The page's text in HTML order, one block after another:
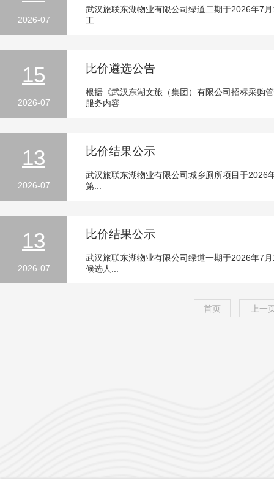
2026-07
武汉旅联东湖物业有限公司绿道二期于2026年7
工...
15
2026-07
比价遴选公告
根据《武汉东湖文旅（集团）有限公司招标采购
服务内容...
13
2026-07
比价结果公示
武汉旅联东湖物业有限公司城乡厕所项目于2026
第...
13
2026-07
比价结果公示
武汉旅联东湖物业有限公司绿道一期于2026年7
候选人...
首页 上一